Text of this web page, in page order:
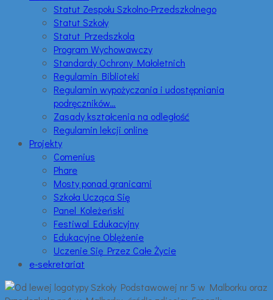
Statut Zespołu Szkolno-Przedszkolnego
Statut Szkoły
Statut Przedszkola
Program Wychowawczy
Standardy Ochrony Małoletnich
Regulamin Biblioteki
Regulamin wypożyczania i udostępniania
podręczników…
Zasady kształcenia na odległość
Regulamin lekcji online
Projekty
Comenius
Phare
Mosty ponad granicami
Szkoła Ucząca Się
Panel Koleżeński
Festiwal Edukacyjny
Edukacyjne Oblężenie
Uczenie Się Przez Całe Życie
e-sekretariat